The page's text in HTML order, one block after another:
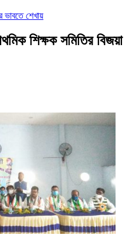
ভাবতে শেখায়
শিক্ষক সমিতির বিজয়া